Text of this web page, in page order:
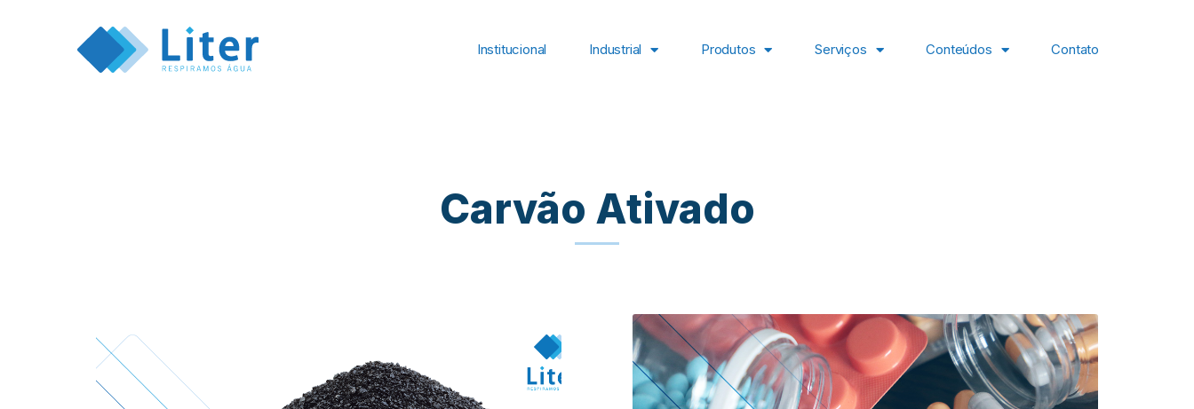
Institucional Industrial Produtos Serviços Conteúdos Contato
Carvão Ativado